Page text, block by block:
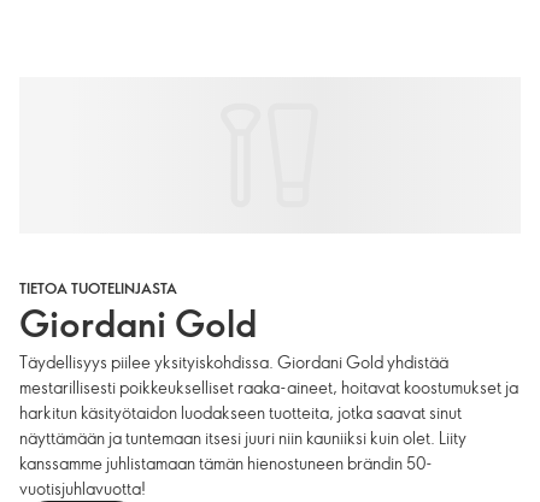
TIETOA TUOTELINJASTA
Giordani Gold
Täydellisyys piilee yksityiskohdissa. Giordani Gold yhdistää
mestarillisesti poikkeukselliset raaka-aineet, hoitavat koostumukset ja
harkitun käsityötaidon luodakseen tuotteita, jotka saavat sinut
näyttämään ja tuntemaan itsesi juuri niin kauniiksi kuin olet. Liity
kanssamme juhlistamaan tämän hienostuneen brändin 50-
vuotisjuhlavuotta!